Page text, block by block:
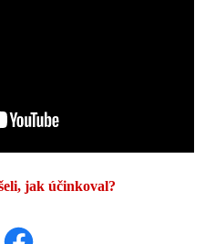
jak účinkoval?